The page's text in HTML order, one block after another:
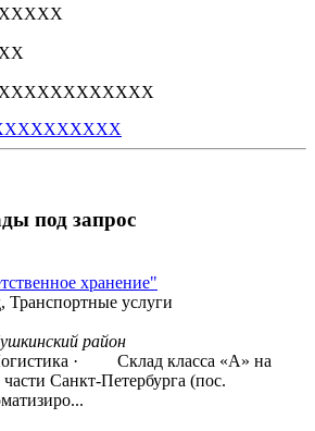
под запрос
хранение"
Транспортные услуги
район
· Склад класса «А» на
Санкт-Петербурга (пос.